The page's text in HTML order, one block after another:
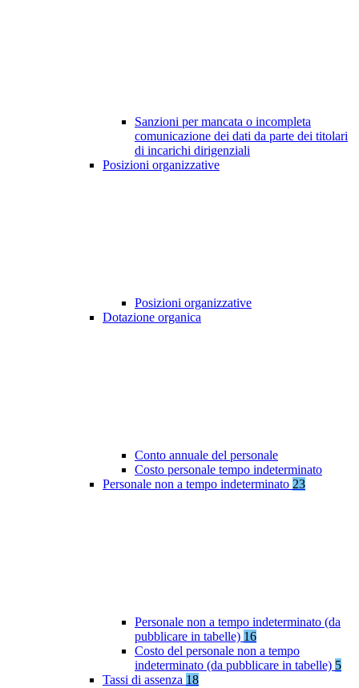
Sanzioni per mancata o incompleta
comunicazione dei dati da parte dei titolari
di incarichi dirigenziali
Posizioni organizzative
Posizioni organizzative
Dotazione organica
Conto annuale del personale
Costo personale tempo indeterminato
Personale non a tempo indeterminato 23
Personale non a tempo indeterminato (da
pubblicare in tabelle) 16
Costo del personale non a tempo
indeterminato (da pubblicare in tabelle) 5
Tassi di assenza 18